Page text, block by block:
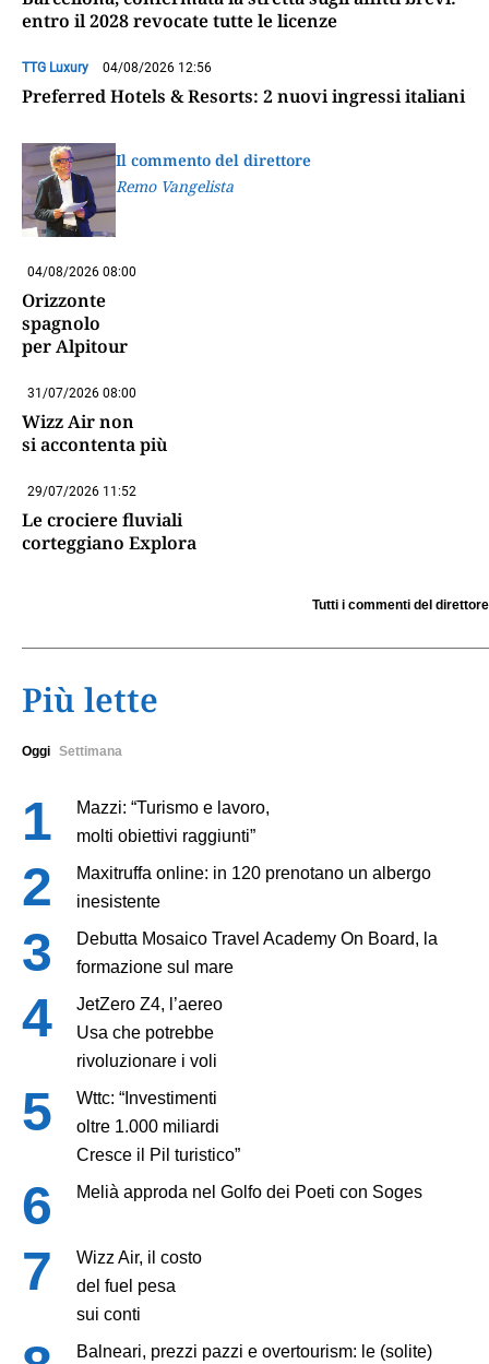
entro il 2028 revocate tutte le licenze
TTG Luxury 04/08/2026 12:56
Preferred Hotels & Resorts: 2 nuovi ingressi italiani
Il commento del direttore
Remo Vangelista
04/08/2026 08:00
Orizzonte
spagnolo
per Alpitour
31/07/2026 08:00
Wizz Air non
si accontenta più
29/07/2026 11:52
Le crociere fluviali
corteggiano Explora
Tutti i commenti del direttore
Più lette
Oggi Settimana
Mazzi: “Turismo e lavoro,
molti obiettivi raggiunti”
Maxitruffa online: in 120 prenotano un albergo
inesistente
Debutta Mosaico Travel Academy On Board, la
formazione sul mare
JetZero Z4, l’aereo
Usa che potrebbe
rivoluzionare i voli
Wttc: “Investimenti
oltre 1.000 miliardi
Cresce il Pil turistico”
Melià approda nel Golfo dei Poeti con Soges
Wizz Air, il costo
del fuel pesa
sui conti
Balneari, prezzi pazzi e overtourism: le (solite)